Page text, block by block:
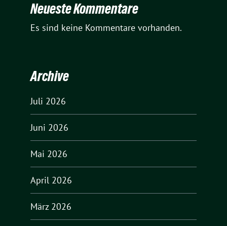
Neueste Kommentare
Es sind keine Kommentare vorhanden.
Archive
Juli 2026
Juni 2026
Mai 2026
April 2026
März 2026